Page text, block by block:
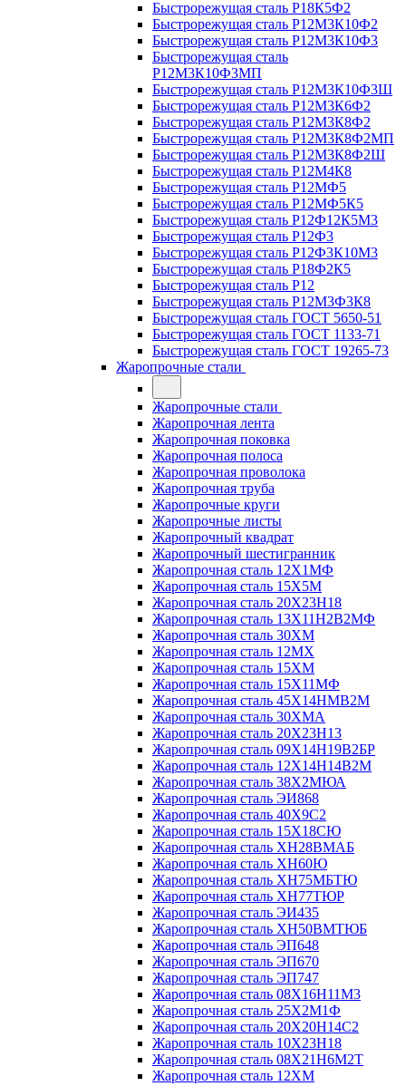
Быстрорежущая сталь Р18К5Ф2
Быстрорежущая сталь Р12М3К10Ф2
Быстрорежущая сталь Р12М3К10Ф3
Быстрорежущая сталь
Р12М3К10Ф3МП
Быстрорежущая сталь Р12М3К10Ф3Ш
Быстрорежущая сталь Р12М3К6Ф2
Быстрорежущая сталь Р12М3К8Ф2
Быстрорежущая сталь Р12М3К8Ф2МП
Быстрорежущая сталь Р12М3К8Ф2Ш
Быстрорежущая сталь Р12М4К8
Быстрорежущая сталь Р12МФ5
Быстрорежущая сталь Р12МФ5К5
Быстрорежущая сталь Р12Ф12К5М3
Быстрорежущая сталь Р12Ф3
Быстрорежущая сталь Р12Ф3К10М3
Быстрорежущая сталь Р18Ф2К5
Быстрорежущая сталь Р12
Быстрорежущая сталь Р12М3Ф3К8
Быстрорежущая сталь ГОСТ 5650-51
Быстрорежущая сталь ГОСТ 1133-71
Быстрорежущая сталь ГОСТ 19265-73
Жаропрочные стали
Жаропрочные стали
Жаропрочная лента
Жаропрочная поковка
Жаропрочная полоса
Жаропрочная проволока
Жаропрочная труба
Жаропрочные круги
Жаропрочные листы
Жаропрочный квадрат
Жаропрочный шестигранник
Жаропрочная сталь 12Х1МФ
Жаропрочная сталь 15Х5М
Жаропрочная сталь 20Х23Н18
Жаропрочная сталь 13Х11Н2В2МФ
Жаропрочная сталь 30ХМ
Жаропрочная сталь 12МХ
Жаропрочная сталь 15ХМ
Жаропрочная сталь 15Х11МФ
Жаропрочная сталь 45Х14НМВ2М
Жаропрочная сталь 30ХМА
Жаропрочная сталь 20Х23Н13
Жаропрочная сталь 09Х14Н19В2БР
Жаропрочная сталь 12Х14Н14В2М
Жаропрочная сталь 38Х2МЮА
Жаропрочная сталь ЭИ868
Жаропрочная сталь 40Х9С2
Жаропрочная сталь 15Х18СЮ
Жаропрочная сталь ХН28ВМАБ
Жаропрочная сталь ХН60Ю
Жаропрочная сталь ХН75МБТЮ
Жаропрочная сталь ХН77ТЮР
Жаропрочная сталь ЭИ435
Жаропрочная сталь ХН50ВМТЮБ
Жаропрочная сталь ЭП648
Жаропрочная сталь ЭП670
Жаропрочная сталь ЭП747
Жаропрочная сталь 08Х16Н11М3
Жаропрочная сталь 25Х2М1Ф
Жаропрочная сталь 20Х20Н14С2
Жаропрочная сталь 10Х23Н18
Жаропрочная сталь 08Х21Н6М2Т
Жаропрочная сталь 12ХМ